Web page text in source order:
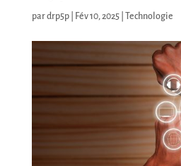
pardrp5p| Fév 10, 2025| Technologie